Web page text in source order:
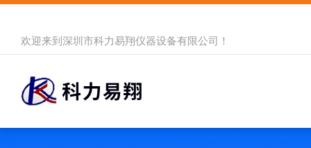
欢迎来到 深圳市科力易翔仪器设备有限公司 ！